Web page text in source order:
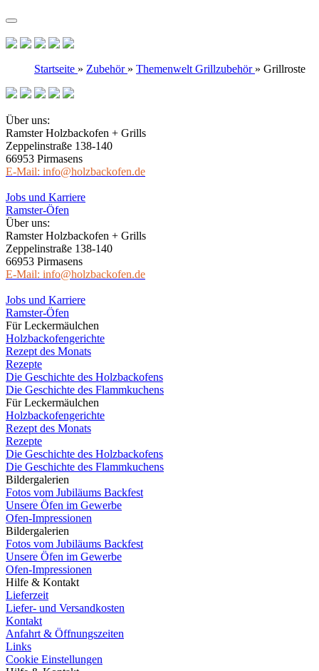
Startseite » Zubehör » Themenwelt Grillzubehör » Grillroste
Über uns:
Ramster Holzbackofen + Grills
Zeppelinstraße 138-140
66953 Pirmasens
E-Mail: info@holzbackofen.de
Jobs und Karriere
Ramster-Öfen
Über uns:
Ramster Holzbackofen + Grills
Zeppelinstraße 138-140
66953 Pirmasens
E-Mail: info@holzbackofen.de
Jobs und Karriere
Ramster-Öfen
Für Leckermäulchen
Holzbackofengerichte
Rezept des Monats
Rezepte
Die Geschichte des Holzbackofens
Die Geschichte des Flammkuchens
Für Leckermäulchen
Holzbackofengerichte
Rezept des Monats
Rezepte
Die Geschichte des Holzbackofens
Die Geschichte des Flammkuchens
Bildergalerien
Fotos vom Jubiläums Backfest
Unsere Öfen im Gewerbe
Ofen-Impressionen
Bildergalerien
Fotos vom Jubiläums Backfest
Unsere Öfen im Gewerbe
Ofen-Impressionen
Hilfe & Kontakt
Lieferzeit
Liefer- und Versandkosten
Kontakt
Anfahrt & Öffnungszeiten
Links
Cookie Einstellungen